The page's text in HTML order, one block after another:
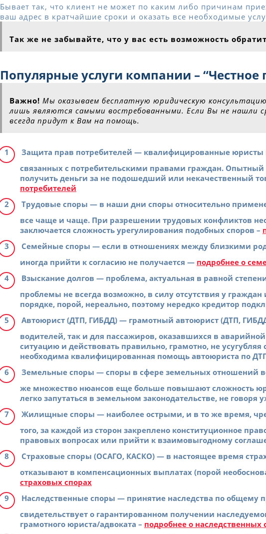
Бывает так, что клиент не может по каким либо причинам
ваш адрес в кратчайшие сроки и оказать все необходимые
Так же не забывайте, что у вас есть возможность
Популярные услуги компании –
Важно! Мы оказываем бесплатную юридическую
лишь являются самыми востребованными. Если Вы не нашли
всегда придут к Вам на помощь.
Защита прав потребителей — квалифицированные юристы
связанных с потребительскими правами граждан. Опытный
получить деньги за не подошедший или некачественный
потребителей
Трудовые споры — в наши дни споры относительно
все чаще и чаще. При разрешении трудовых конфликтов
заключается сложность урегулирования подобных споров –
Семейные споры — если в отношениях между близкими
иногда прийти к согласию не получается — подробнее о
Взыскание долгов — проблема, актуальная в равной
проблемы не всегда возможно, в силу отсутствия у
порядке, порой, нереально, поэтому нередко кредитор
Автоюрист (ДТП, ГИБДД) — грамотный автоюрист (ДТП,
водителей, так и для пассажиров, оказавшихся в
ситуацию и действовать правильно, грамотно, не
необходима квалифицированная помощь автоюриста по
Земельные споры — споры в сфере земельных отношений
же множество нюансов еще больше повышают сложность
легко запутаться в земельном законодательстве, не
Жилищные споры — наиболее острыми, и в то же время,
того, за каждой из сторон закреплено конституционное
правовых вопросах или прийти к взаимовыгодному
Страховые споры (ОСАГО, КАСКО) — в настоящее время
отказывают в компенсационных выплатах (порой
страховых спорах
Наследственные споры — принятие наследства по общему
свидетельствует о гарантированном получении
грамотного юриста/адвоката – подробнее о наследственных